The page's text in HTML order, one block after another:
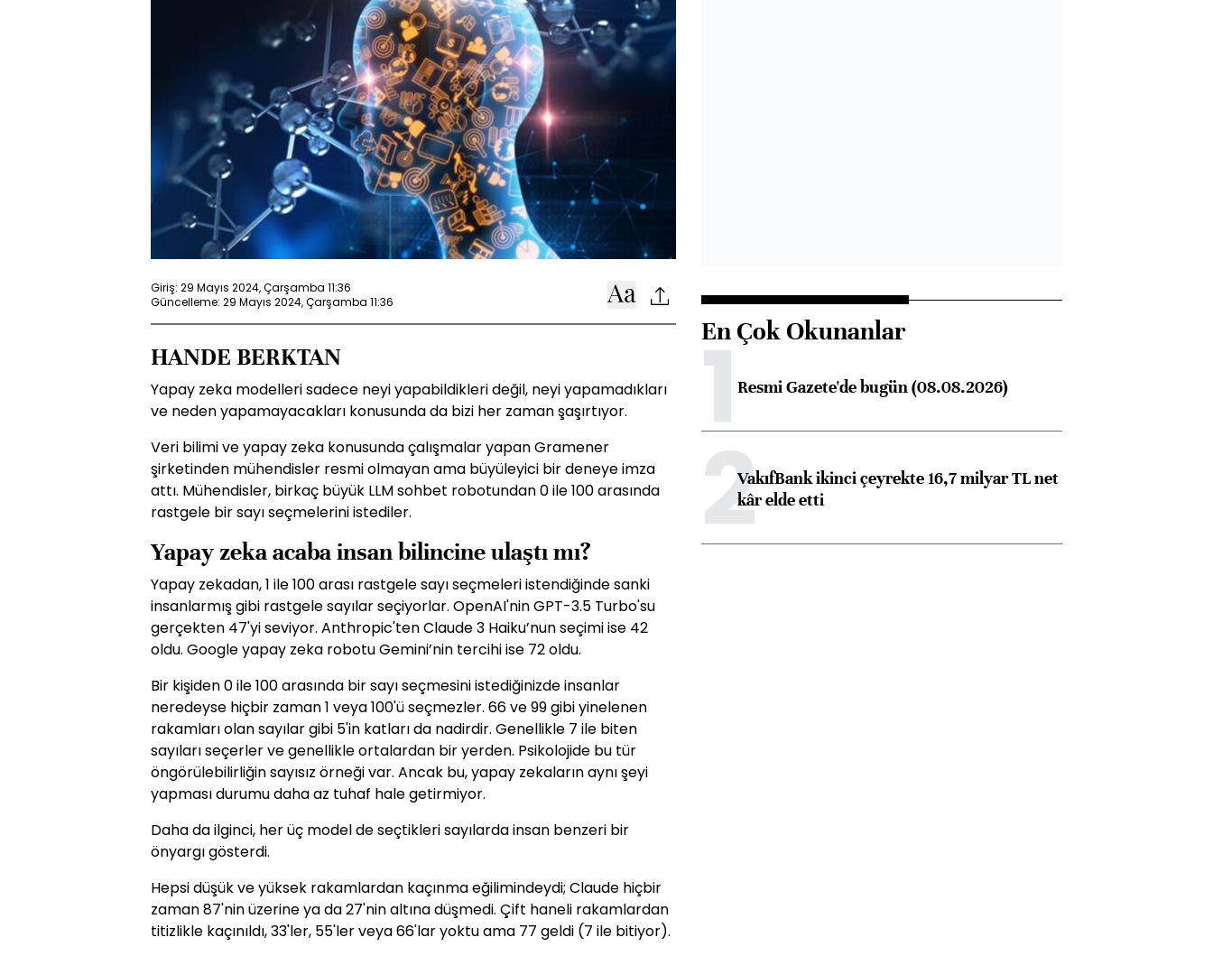
Giriş: 29 Mayıs 2024, Çarşamba 11:36
Güncelleme: 29 Mayıs 2024, Çarşamba 11:36
HANDE BERKTAN
Yapay zeka modelleri sadece neyi yapabildikleri değil, neyi yapamadıkları
ve neden yapamayacakları konusunda da bizi her zaman şaşırtıyor.
Veri bilimi ve yapay zeka konusunda çalışmalar yapan Gramener
şirketinden mühendisler resmi olmayan ama büyüleyici bir deneye imza
attı. Mühendisler, birkaç büyük LLM sohbet robotundan 0 ile 100 arasında
rastgele bir sayı seçmelerini istediler.
Yapay zeka acaba insan bilincine ulaştı mı?
Yapay zekadan, 1 ile 100 arası rastgele sayı seçmeleri istendiğinde sanki
insanlarmış gibi rastgele sayılar seçiyorlar. OpenAI'nin GPT-3.5 Turbo'su
gerçekten 47'yi seviyor. Anthropic'ten Claude 3 Haiku’nun seçimi ise 42
oldu. Google yapay zeka robotu Gemini’nin tercihi ise 72 oldu.
Bir kişiden 0 ile 100 arasında bir sayı seçmesini istediğinizde insanlar
neredeyse hiçbir zaman 1 veya 100'ü seçmezler. 66 ve 99 gibi yinelenen
rakamları olan sayılar gibi 5'in katları da nadirdir. Genellikle 7 ile biten
sayıları seçerler ve genellikle ortalardan bir yerden. Psikolojide bu tür
öngörülebilirliğin sayısız örneği var. Ancak bu, yapay zekaların aynı şeyi
yapması durumu daha az tuhaf hale getirmiyor.
Daha da ilginci, her üç model de seçtikleri sayılarda insan benzeri bir
önyargı gösterdi.
Hepsi düşük ve yüksek rakamlardan kaçınma eğilimindeydi; Claude hiçbir
zaman 87'nin üzerine ya da 27'nin altına düşmedi. Çift haneli rakamlardan
titizlikle kaçınıldı, 33'ler, 55'ler veya 66'lar yoktu ama 77 geldi (7 ile bitiyor).
En Çok Okunanlar
1Resmi Gazete'de bugün (08.08.2026)
2VakıfBank ikinci çeyrekte 16,7 milyar TL net
kâr elde etti